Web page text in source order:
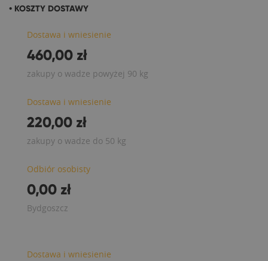
• KOSZTY DOSTAWY
Dostawa i wniesienie
460,00 zł
zakupy o wadze powyżej 90 kg
Dostawa i wniesienie
220,00 zł
zakupy o wadze do 50 kg
Odbiór osobisty
0,00 zł
Bydgoszcz
Dostawa i wniesienie